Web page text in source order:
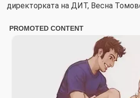
директорката на ДИТ, Весна